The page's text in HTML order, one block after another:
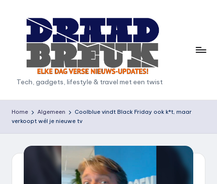
D
r
a
a
Tech, gadgets, lifestyle & travel met een twist
Home Algemeen
Coolblue vindt Black Friday ook k*t, maar
verkoopt wél je nieuwe tv